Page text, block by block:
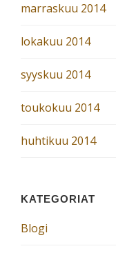
marraskuu 2014
lokakuu 2014
syyskuu 2014
toukokuu 2014
huhtikuu 2014
KATEGORIAT
Blogi